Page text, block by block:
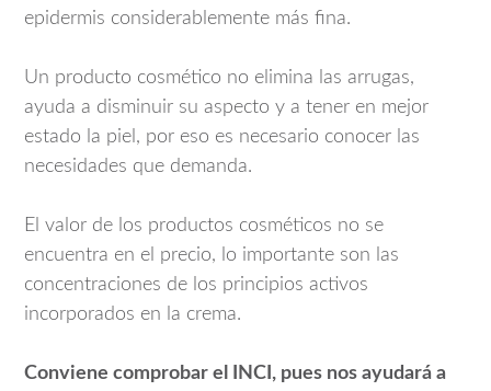
epidermis considerablemente más fina.
Un producto cosmético no elimina las arrugas,
ayuda a disminuir su aspecto y a tener en mejor
estado la piel, por eso es necesario conocer las
necesidades que demanda.
El valor de los productos cosméticos no se
encuentra en el precio, lo importante son las
concentraciones de los principios activos
incorporados en la crema.
Conviene comprobar el INCI, pues nos ayudará a